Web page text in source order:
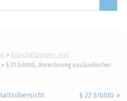
Erbschaftsteuer- und
§ 21 ErbStG, Anrechnung ausländischer
§ 22 ErbStG »